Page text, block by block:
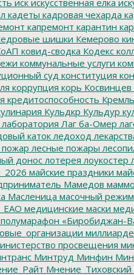
кадеты кадровая чехарда
капремонт карантин
шишки Кемерово
ковид-сводка Кодекс
коммунальные услуги
суд конституция
коррупция корь Косвинцев
кредитоспособность Кремль
Кульдкр Кульдур
лаборатория Лаг ба-Омер
каток ледоход
пожар лесные пожары
донос лотерея лоукостер
майские праздники
Мамедов
Масленица масочный режим
медицинские маски
«Биробиджан-
просвещения
Минтруд Минфин
Мнение_Тиховский